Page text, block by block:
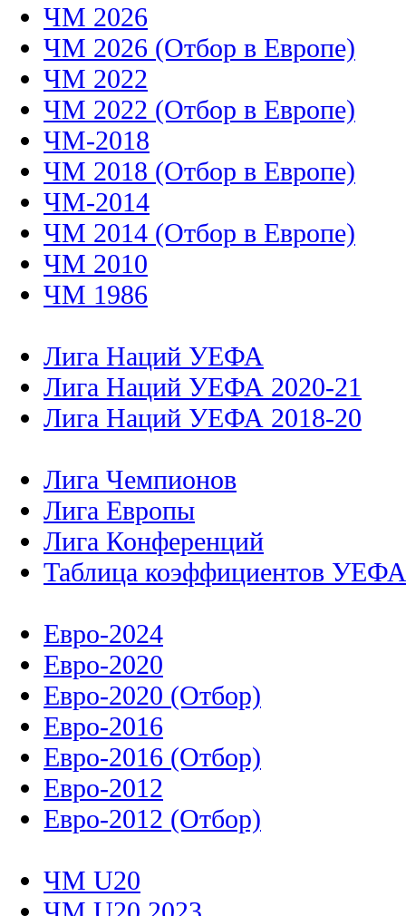
ЧМ 2026
ЧМ 2026 (Отбор в Европе)
ЧМ 2022
ЧМ 2022 (Отбор в Европе)
ЧМ-2018
ЧМ 2018 (Отбор в Европе)
ЧМ-2014
ЧМ 2014 (Отбор в Европе)
ЧМ 2010
ЧМ 1986
Лига Наций УЕФА
Лига Наций УЕФА 2020-21
Лига Наций УЕФА 2018-20
Лига Чемпионов
Лига Европы
Лига Конференций
Таблица коэффициентов УЕФА
Евро-2024
Евро-2020
Евро-2020 (Отбор)
Евро-2016
Евро-2016 (Отбор)
Евро-2012
Евро-2012 (Отбор)
ЧМ U20